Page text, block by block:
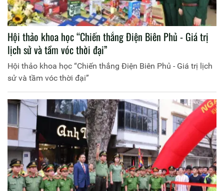
Hội thảo khoa học “Chiến thắng Điện Biên Phủ - Giá trị
lịch sử và tầm vóc thời đại”
Hội thảo khoa học “Chiến thắng Điện Biên Phủ - Giá trị lịch
sử và tầm vóc thời đại”